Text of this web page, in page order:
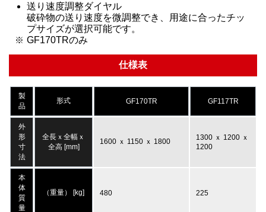
送り速度調整ダイヤル
破砕物の送り速度を微調整でき、用途に合ったチッ
プサイズが選択可能です。
GF170TRのみ
仕様表
製
品
形式 GF170TR GF117TR
外
形
寸
法
全長ｘ全幅ｘ
全高 [mm]
1600 ｘ 1150 ｘ 1800
1300 ｘ 1200 ｘ
1200
本
体
質
量
（重量） [kg] 480 225